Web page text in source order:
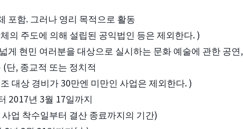
포함. 그러나 영리 목적으로 활동
의 주도에 의해 설립된 공익법인 등은 제외한다. )
게 현민 여러분을 대상으로 실시하는 문화 예술에 관한 공연,
단, 종교적 또는 정치적
대상 경비가 30만엔 미만인 사업은 제외한다. )
2017년 3월 17일까지
업 착수일부터 결산 종료까지의 기간)